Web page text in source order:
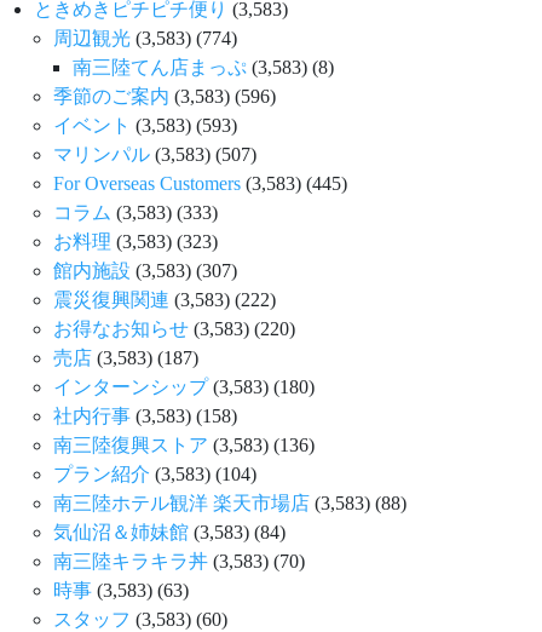
ときめきピチピチ便り (3,583)
周辺観光 (3,583) (774)
南三陸てん店まっぷ (3,583) (8)
季節のご案内 (3,583) (596)
イベント (3,583) (593)
マリンパル (3,583) (507)
For Overseas Customers (3,583) (445)
コラム (3,583) (333)
お料理 (3,583) (323)
館内施設 (3,583) (307)
震災復興関連 (3,583) (222)
お得なお知らせ (3,583) (220)
売店 (3,583) (187)
インターンシップ(3,583) (180)
社内行事 (3,583) (158)
南三陸復興ストア (3,583) (136)
プラン紹介 (3,583) (104)
南三陸ホテル観洋 楽天市場店 (3,583) (88)
気仙沼＆姉妹館 (3,583) (84)
南三陸キラキラ丼 (3,583) (70)
時事 (3,583) (63)
スタッフ (3,583) (60)